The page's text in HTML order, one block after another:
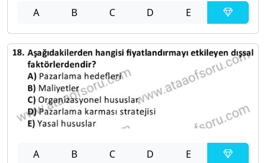
A B C D E
A B C D E